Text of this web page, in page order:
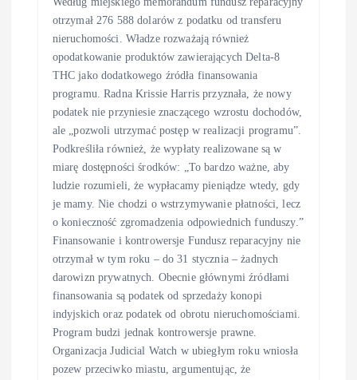
otrzymał 276 588 dolarów z podatku od transferu
nieruchomości. Władze rozważają również
opodatkowanie produktów zawierających Delta-8
THC jako dodatkowego źródła finansowania
programu. Radna Krissie Harris przyznała, że nowy
podatek nie przyniesie znaczącego wzrostu dochodów,
ale „pozwoli utrzymać postęp w realizacji programu”.
Podkreśliła również, że wypłaty realizowane są w
miarę dostępności środków: „To bardzo ważne, aby
ludzie rozumieli, że wypłacamy pieniądze wtedy, gdy
je mamy. Nie chodzi o wstrzymywanie płatności, lecz
o konieczność zgromadzenia odpowiednich funduszy.”
Finansowanie i kontrowersje Fundusz reparacyjny nie
otrzymał w tym roku – do 31 stycznia – żadnych
darowizn prywatnych. Obecnie głównymi źródłami
finansowania są podatek od sprzedaży konopi
indyjskich oraz podatek od obrotu nieruchomościami.
Program budzi jednak kontrowersje prawne.
Organizacja Judicial Watch w ubiegłym roku wniosła
pozew przeciwko miastu, argumentując, że